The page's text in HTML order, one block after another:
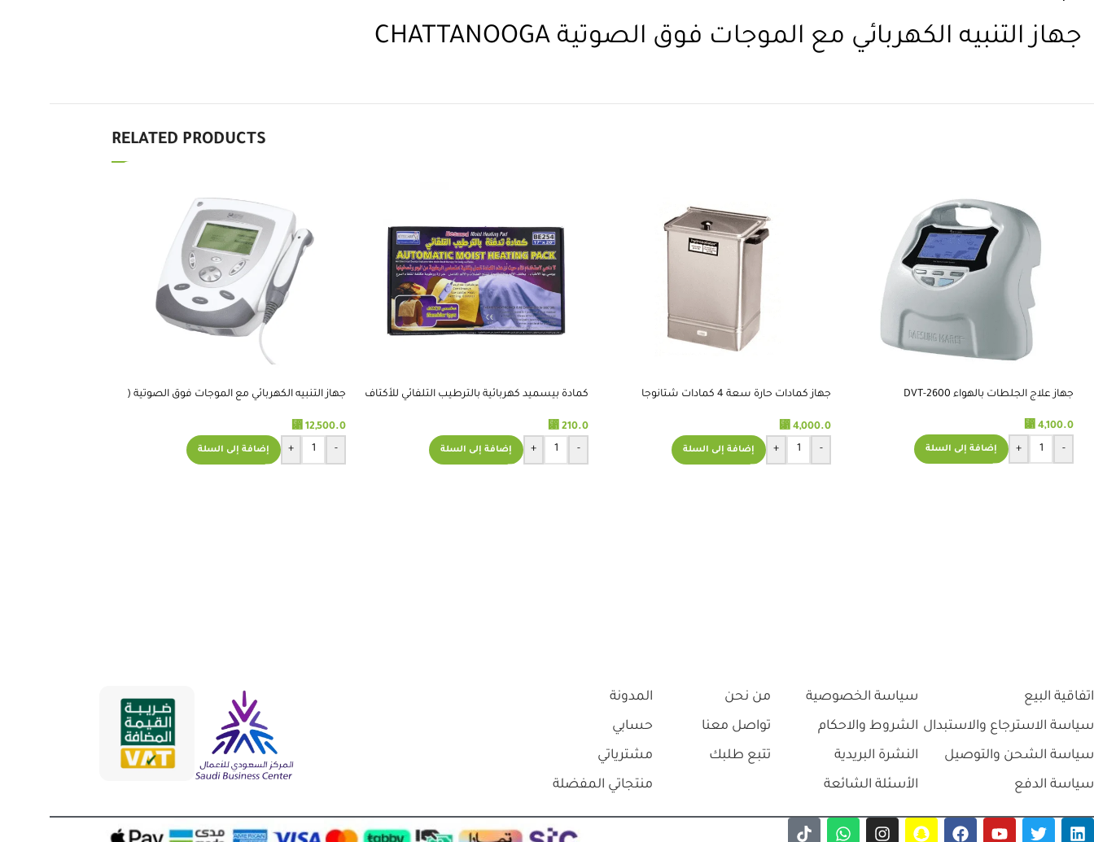
جهاز التنبيه الكهربائي مع الموجات فوق الصوتية CHATTANOOGA
RELATED PRODUCTS
جهاز علاج الجلطات بالهواء DVT-2600
⃁ 4,100.0
-
+ إضافة إلى السلة
جهاز كمادات حارة سعة 4 كمادات شتانوجا
⃁ 4,000.0
-
+ إضافة إلى السلة
كمادة بيسميد كهربائية بالترطيب التلفائي للأكتاف
⃁ 210.0
-
+ إضافة إلى السلة
جهاز التنبيه الكهربائي مع الموجات فوق الصوتية (
⃁ 12,500.0
-
+ إضافة إلى السلة
اتفاقية البيع
سياسة الاسترجاع والاستبدال
سياسة الشحن والتوصيل
سياسة الدفع
سياسة الخصوصية
الشروط والاحكام
النشرة البريدية
الأسئلة الشائعة
من نحن
تواصل معنا
تتبع طلبك
المدونة
حسابي
مشترياتي
منتجاتي المفضلة